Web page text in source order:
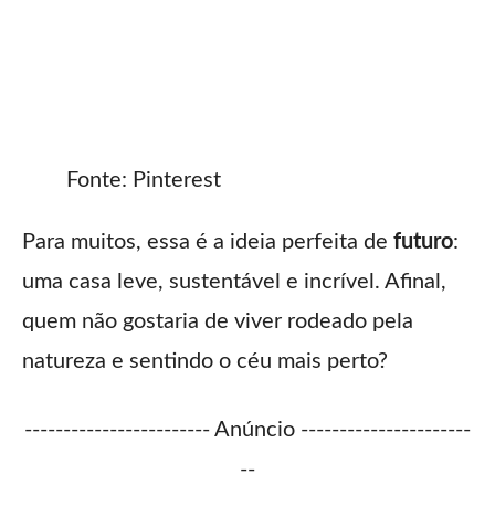
Fonte: Pinterest
Para muitos, essa é a ideia perfeita de futuro:
uma casa leve, sustentável e incrível. Afinal,
quem não gostaria de viver rodeado pela
natureza e sentindo o céu mais perto?
------------------------ Anúncio ----------------------
--